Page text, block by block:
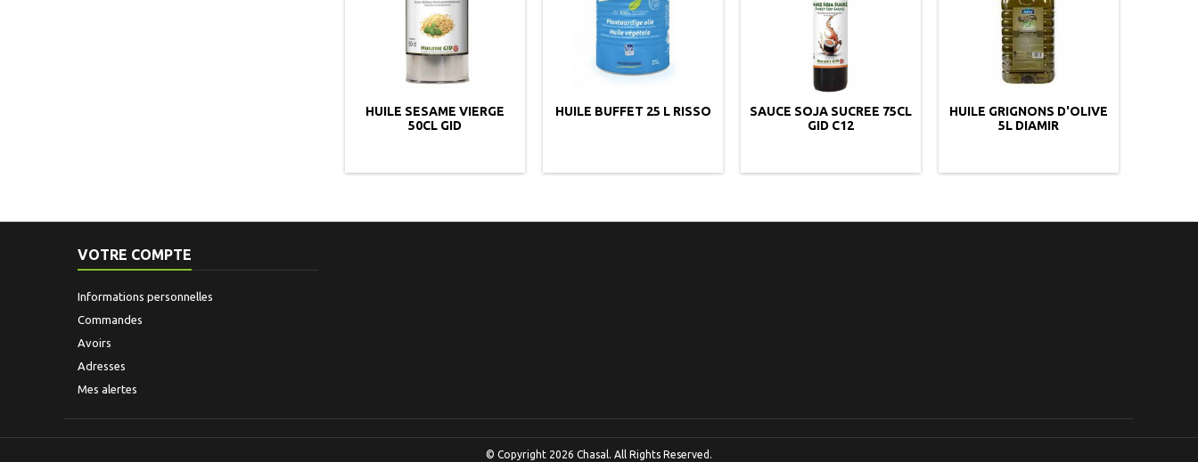
HUILE SESAME VIERGE
50CL GID
HUILE BUFFET 25 L RISSO
SAUCE SOJA SUCREE 75CL
GID C12
HUILE GRIGNONS D'OLIVE
5L DIAMIR
VOTRE COMPTE
Informations personnelles
Commandes
Avoirs
Adresses
Mes alertes
© Copyright 2026 Chasal. All Rights Reserved.